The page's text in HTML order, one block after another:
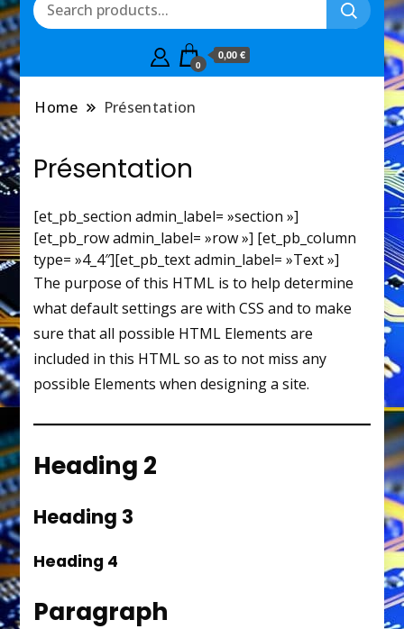
0
0,00 €
Home Présentation
Présentation
[et_pb_section admin_label= »section »]
[et_pb_row admin_label= »row »] [et_pb_column
type= »4_4″][et_pb_text admin_label= »Text »]
The purpose of this HTML is to help determine
what default settings are with CSS and to make
sure that all possible HTML Elements are
included in this HTML so as to not miss any
possible Elements when designing a site.
Heading 2
Heading 3
Heading 4
Paragraph